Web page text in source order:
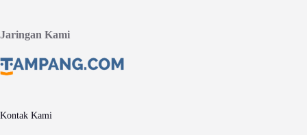
Jaringan Kami
Kontak Kami